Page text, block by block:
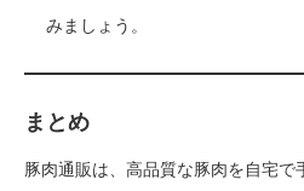
みましょう。
まとめ
豚肉通販は、高品質な豚肉を自宅で